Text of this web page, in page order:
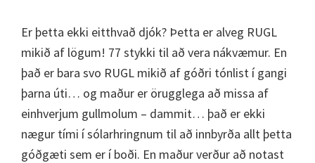
Er þetta ekki eitthvað djók? Þetta er alveg RUGL
mikið af lögum! 77 stykki til að vera nákvæmur. En
það er bara svo RUGL mikið af góðri tónlist í gangi
þarna úti… og maður er örugglega að missa af
einhverjum gullmolum – dammit… það er ekki
nægur tími í sólarhringnum til að innbyrða allt þetta
góðgæti sem er í boði. En maður verður að notast